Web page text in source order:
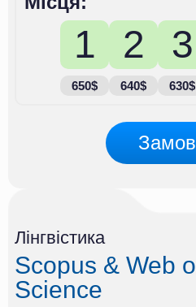
1
650$
2
640$
3
630$
Лінгвістика
Scopus & Web
Science